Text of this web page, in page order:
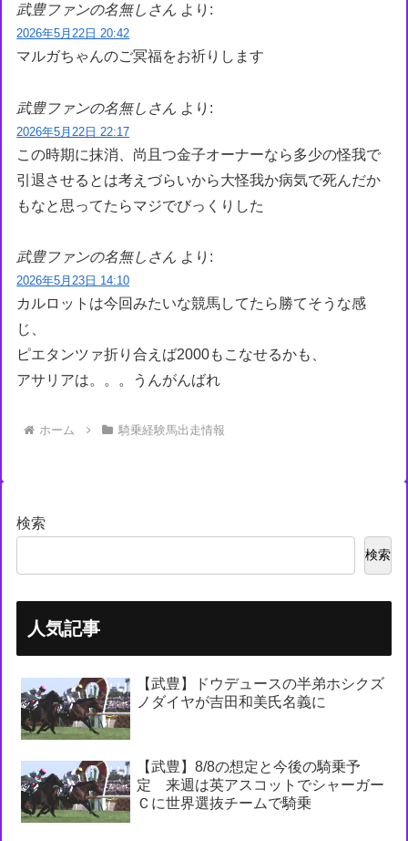
武豊ファンの名無しさん より:
2026年5月22日 20:42
マルガちゃんのご冥福をお祈りします
武豊ファンの名無しさん より:
2026年5月22日 22:17
この時期に抹消、尚且つ金子オーナーなら多少の怪我で
引退させるとは考えづらいから大怪我か病気で死んだか
もなと思ってたらマジでびっくりした
武豊ファンの名無しさん より:
2026年5月23日 14:10
カルロットは今回みたいな競馬してたら勝てそうな感
じ、
ピエタンツァ折り合えば2000もこなせるかも、
アサリアは。。。うんがんばれ
ホーム 騎乗経験馬出走情報
検索
検索
人気記事
【武豊】ドウデュースの半弟ホシクズ
ノダイヤが吉田和美氏名義に
【武豊】8/8の想定と今後の騎乗予
定 来週は英アスコットでシャーガー
Ｃに世界選抜チームで騎乗